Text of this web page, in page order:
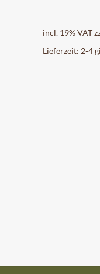
incl. 19% VAT
Lieferzeit: 2-4